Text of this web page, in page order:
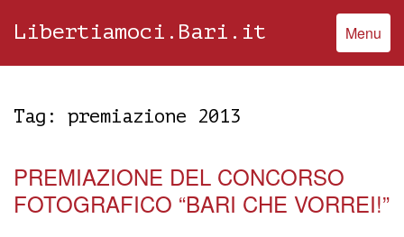
Libertiamoci.Bari.it Menu
Tag: premiazione 2013
PREMIAZIONE DEL CONCORSO
FOTOGRAFICO “BARI CHE VORREI!”